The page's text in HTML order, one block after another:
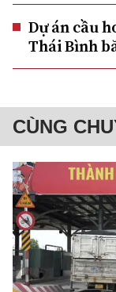
Dự án cầu
Thái Bình
CÙNG